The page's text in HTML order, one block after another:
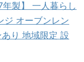
製】 一人暮らし
ジ オーブンレン
り 地域限定 設